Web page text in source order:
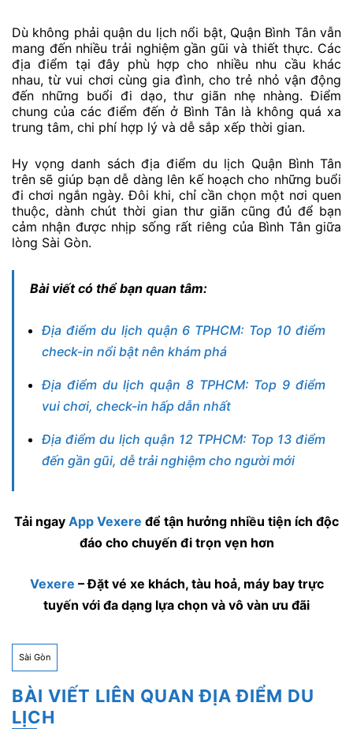
Dù không phải quận du lịch nổi bật, Quận Bình Tân vẫn
mang đến nhiều trải nghiệm gần gũi và thiết thực. Các
địa điểm tại đây phù hợp cho nhiều nhu cầu khác
nhau, từ vui chơi cùng gia đình, cho trẻ nhỏ vận động
đến những buổi đi dạo, thư giãn nhẹ nhàng. Điểm
chung của các điểm đến ở Bình Tân là không quá xa
trung tâm, chi phí hợp lý và dễ sắp xếp thời gian.
Hy vọng danh sách địa điểm du lịch Quận Bình Tân
trên sẽ giúp bạn dễ dàng lên kế hoạch cho những buổi
đi chơi ngắn ngày. Đôi khi, chỉ cần chọn một nơi quen
thuộc, dành chút thời gian thư giãn cũng đủ để bạn
cảm nhận được nhịp sống rất riêng của Bình Tân giữa
lòng Sài Gòn.
Bài viết có thể bạn quan tâm:
Địa điểm du lịch quận 6 TPHCM: Top 10 điểm
check-in nổi bật nên khám phá
Địa điểm du lịch quận 8 TPHCM: Top 9 điểm
vui chơi, check-in hấp dẫn nhất
Địa điểm du lịch quận 12 TPHCM: Top 13 điểm
đến gần gũi, dễ trải nghiệm cho người mới
Tải ngay App Vexere để tận hưởng nhiều tiện ích độc
đáo cho chuyến đi trọn vẹn hơn
Vexere – Đặt vé xe khách, tàu hoả, máy bay trực
tuyến với đa dạng lựa chọn và vô vàn ưu đãi
Sài Gòn
BÀI VIẾT LIÊN QUAN ĐỊA ĐIỂM DU
LỊCH